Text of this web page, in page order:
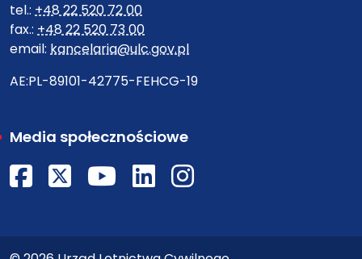
tel.: +48 22 520 72 00
fax.: +48 22 520 73 00
email: kancelaria@ulc.gov.pl
AE:PL-89101-42775-FEHCG-19
Media społecznościowe
Facebook
X YoutubeLinkedInInstagram